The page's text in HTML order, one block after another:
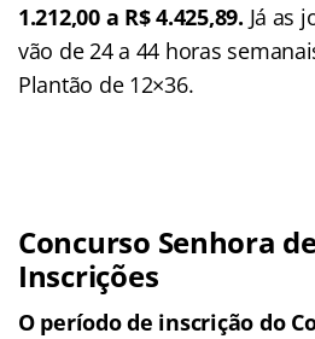
1.212,00 a R$ 4.425,89. Já as
vão de 24 a 44 horas
Plantão de 12×36.
Concurso Senhora
Inscrições
O período de inscrição do